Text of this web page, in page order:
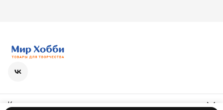
Контакты